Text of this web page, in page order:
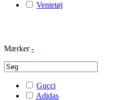
Ventetøj
Mærker -
Gucci
Adidas